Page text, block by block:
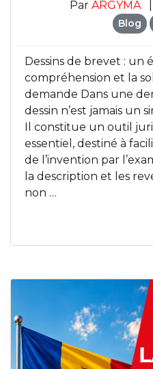
Par ARGYMA
Blog
Dessins de brevet : un
compréhension et la
demande Dans une
dessin n’est jamais un
Il constitue un outil
essentiel, destiné à
de l’invention par
la description et les
non …